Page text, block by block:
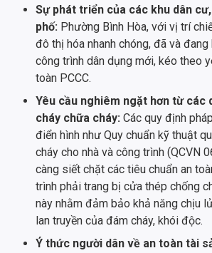
Sự phát triển của các khu dân
phố: Phường Bình Hòa, với vị trí
đô thị hóa nhanh chóng, đã và đang
công trình dân dụng mới, kéo theo
toàn PCCC.
Yêu cầu nghiêm ngặt hơn từ các
cháy chữa cháy: Các quy định
điển hình như Quy chuẩn kỹ thuật
cháy cho nhà và công trình (QCVN
càng siết chặt các tiêu chuẩn an
trình phải trang bị cửa thép chống
này nhằm đảm bảo khả năng chịu
lan truyền của đám cháy, khói độc.
Ý thức người dân về an toàn tài